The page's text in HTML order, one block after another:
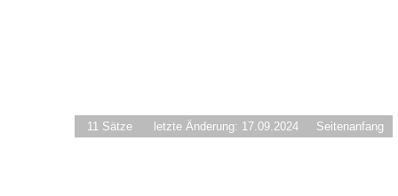
11 Sätze letzte Änderung: 17.09.2024 Seitenanfang